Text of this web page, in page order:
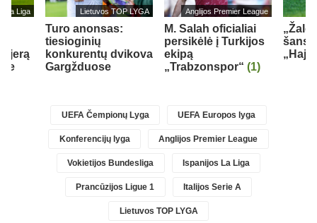
La Liga Lietuvos TOP LYGA
Turo anonsas:
tiesioginių
konkurentų dvikova
Gargžduose
Anglijos Premier League
M. Salah oficialiai
persikėlė į Turkijos
ekipą
„Trabzonspor“ (1)
UEFA Čempionų Lyga UEFA Europos lyga
Konferencijų lyga Anglijos Premier League
Vokietijos Bundesliga Ispanijos La Liga
Prancūzijos Ligue 1 Italijos Serie A
Lietuvos TOP LYGA